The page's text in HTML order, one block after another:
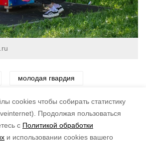
cookies чтобы собирать статистику
Продолжая пользоваться
с Политикой обработки
и использовании cookies вашего
молодая гвардия